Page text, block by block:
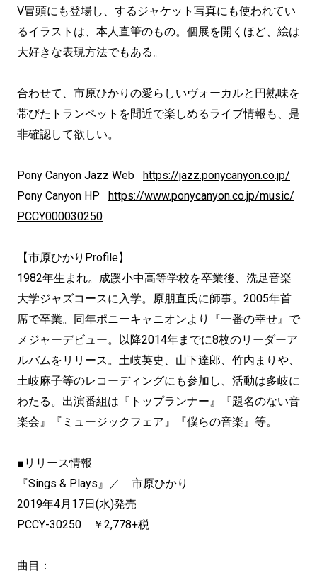
V冒頭にも登場し、するジャケット写真にも使われてい
るイラストは、本人直筆のもの。個展を開くほど、絵は
大好きな表現方法でもある。
合わせて、市原ひかりの愛らしいヴォーカルと円熟味を
帯びたトランペットを間近で楽しめるライブ情報も、是
非確認して欲しい。
Pony Canyon Jazz Web https://jazz.ponycanyon.co.jp/
Pony Canyon HP https://www.ponycanyon.co.jp/music/
PCCY000030250
【市原ひかりProfile】
1982年生まれ。成蹊小中高等学校を卒業後、洗足音楽
大学ジャズコースに入学。原朋直氏に師事。2005年首
席で卒業。同年ポニーキャニオンより『一番の幸せ』で
メジャーデビュー。以降2014年までに8枚のリーダーア
ルバムをリリース。土岐英史、山下達郎、竹内まりや、
土岐麻子等のレコーディングにも参加し、活動は多岐に
わたる。出演番組は『トップランナー』『題名のない音
楽会』『ミュージックフェア』『僕らの音楽』等。
■リリース情報
『Sings & Plays』／ 市原ひかり
2019年4月17日(水)発売
PCCY-30250 ￥2,778+税
曲目：